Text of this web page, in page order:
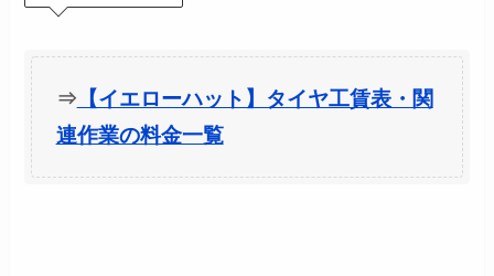
⇒ 【イエローハット】タイヤ工賃表・関
連作業の料金一覧